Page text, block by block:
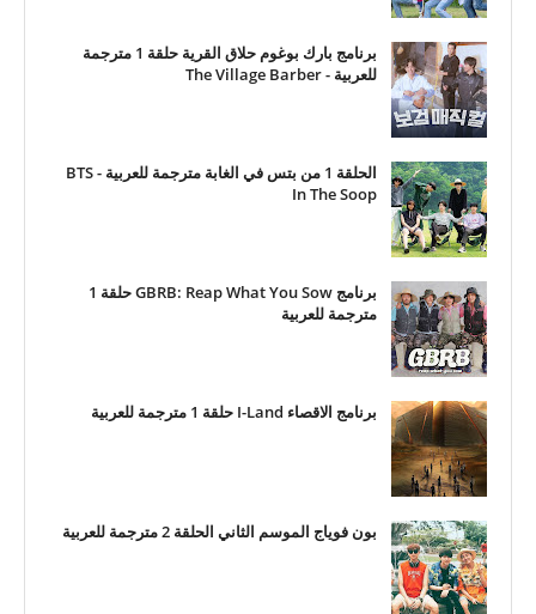
برنامج بارك بوغوم حلاق القرية حلقة 1 مترجمة
للعربية - The Village Barber
الحلقة 1 من بتس في الغابة مترجمة للعربية - BTS
In The Soop
برنامج GBRB: Reap What You Sow حلقة 1
مترجمة للعربية
برنامج الاقصاء I-Land حلقة 1 مترجمة للعربية
بون فوياج الموسم الثاني الحلقة 2 مترجمة للعربية